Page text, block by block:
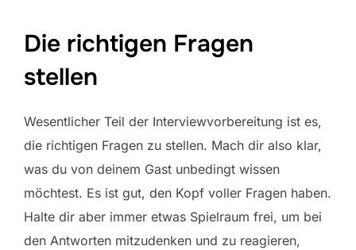
Die richtigen Fragen
stellen
Wesentlicher Teil der Interviewvorbereitung ist es,
die richtigen Fragen zu stellen. Mach dir also klar,
was du von deinem Gast unbedingt wissen
möchtest. Es ist gut, den Kopf voller Fragen haben.
Halte dir aber immer etwas Spielraum frei, um bei
den Antworten mitzudenken und zu reagieren,